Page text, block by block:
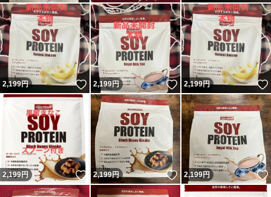
2,199円 いいね！
2,199円 いいね！
2,199円
2,199円 いいね！
2,199円 いいね！
2,199円